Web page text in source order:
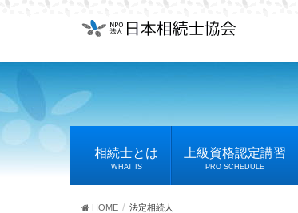
相続士とは
WHAT IS
上級資格認定講習
PRO SCHEDULE
HOME 法定相続人